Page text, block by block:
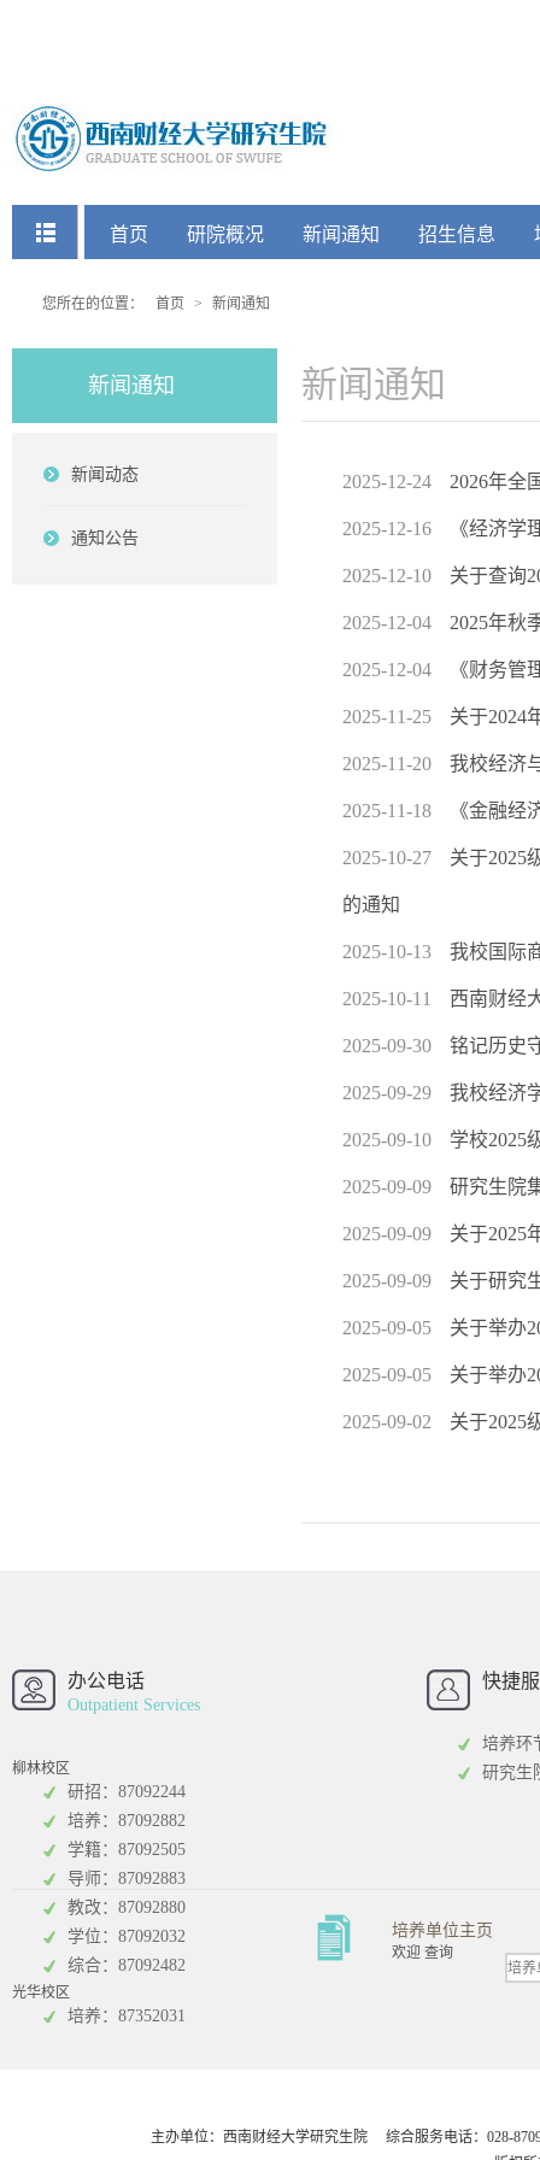
快捷菜单
首页 研院概况 新闻通知 招生信息
您所在的位置： 首页 > 新闻通知
新闻通知
新闻动态
通知公告
新闻通知
2025-12-24 2026年全
2025-12-16 《经济学
2025-12-10 关于查询
2025-12-04 2025年秋
2025-12-04 《财务管
2025-11-25 关于2024
2025-11-20 我校经济
2025-11-18 《金融经
2025-10-27 关于2025
的通知
2025-10-13 我校国际
2025-10-11 西南财经
2025-09-30 铭记历史
2025-09-29 我校经济
2025-09-10 学校2025
2025-09-09 研究生院
2025-09-09 关于2025
2025-09-09 关于研究
2025-09-05 关于举办
2025-09-05 关于举办
2025-09-02 关于2025
招办
工商管理学院
办公电话
Outpatient Services
柳林校区
研招：87092244
培养：87092882
学籍：87092505
导师：87092883
教改：87092880
学位：87092032
综合：87092482
光华校区
培养：87352031
快捷
培养环
研究生
培养单位主页
欢迎 查询
主办单位：西南财经大学研究生院 综合服务电话：028-